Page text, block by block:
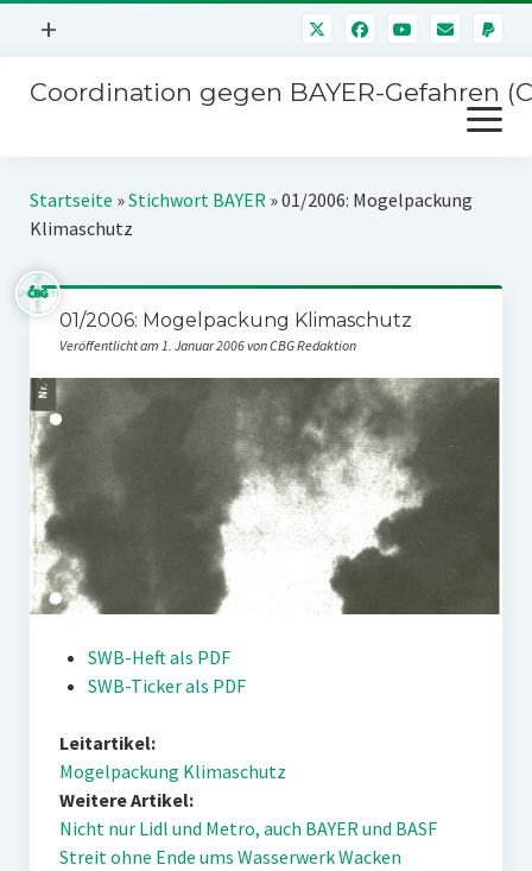
Menü
+
Mitmachen
Über uns
Kontakt
Impressum
Coordination gegen BAYER-Gefahren
Menü
öffnen
Kampagnen
Stichwort BAYER
Jahrestagung
Startseite »Stichwort BAYER»01/2006: Mogelpackung
Klimaschutz
01/2006: Mogelpackung Klimaschutz
Veröffentlicht am 1. Januar 2006 von CBG Redaktion
SWB-Heft als PDF
SWB-Ticker als PDF
Leitartikel:
Mogelpackung Klimaschutz
Weitere Artikel:
Nicht nur Lidl und Metro, auch BAYER und BASF
Streit ohne Ende ums Wasserwerk Wacken